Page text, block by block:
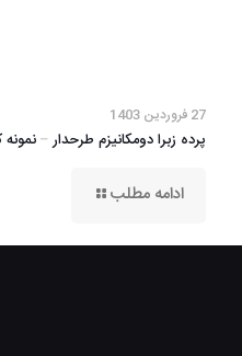
27 فروردین 1403
پرده زبرا دومکانیزم طرحدار –
ادامه مطلب